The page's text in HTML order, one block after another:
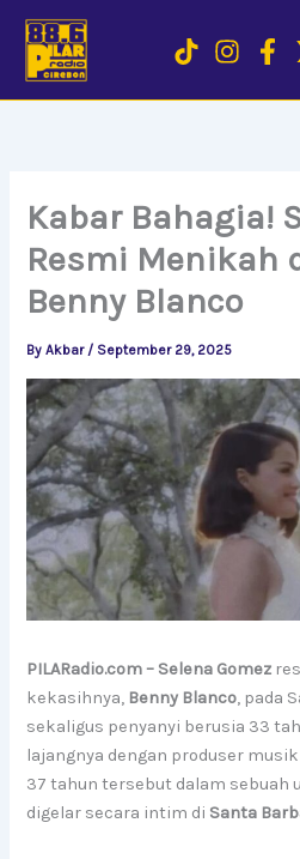
content
Kabar Bahagia!
Resmi Menikah
Benny Blanco
ByAkbar / September 29, 2025
PILARadio.com – Selena Gomez
kekasihnya, Benny Blanco, pada
sekaligus penyanyi berusia 33
lajangnya dengan produser
37 tahun tersebut dalam sebuah
digelar secara intim di Santa